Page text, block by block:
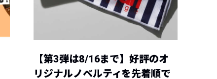
【第3弾は8/16まで】好評のオ
リジナルノベルティを先着順で